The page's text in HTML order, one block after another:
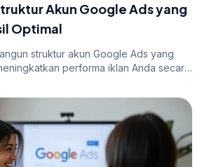
Akun Google Ads yang
Optimal
struktur akun Google Ads yang
performa iklan Anda secara